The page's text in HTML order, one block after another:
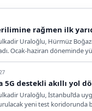
rağmen ilk
Uraloğlu, Hürmüz
Ocak-haziran döneminde
5G destekli akıllı yol
Uraloğlu, İstanbul’da
yeni test koridorunda